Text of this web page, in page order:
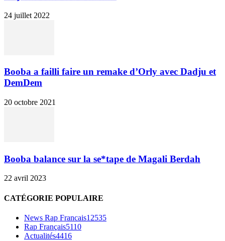
24 juillet 2022
Booba a failli faire un remake d’Orly avec Dadju et
DemDem
20 octobre 2021
Booba balance sur la se*tape de Magali Berdah
22 avril 2023
CATÉGORIE POPULAIRE
News Rap Francais12535
Rap Français5110
Actualités4416